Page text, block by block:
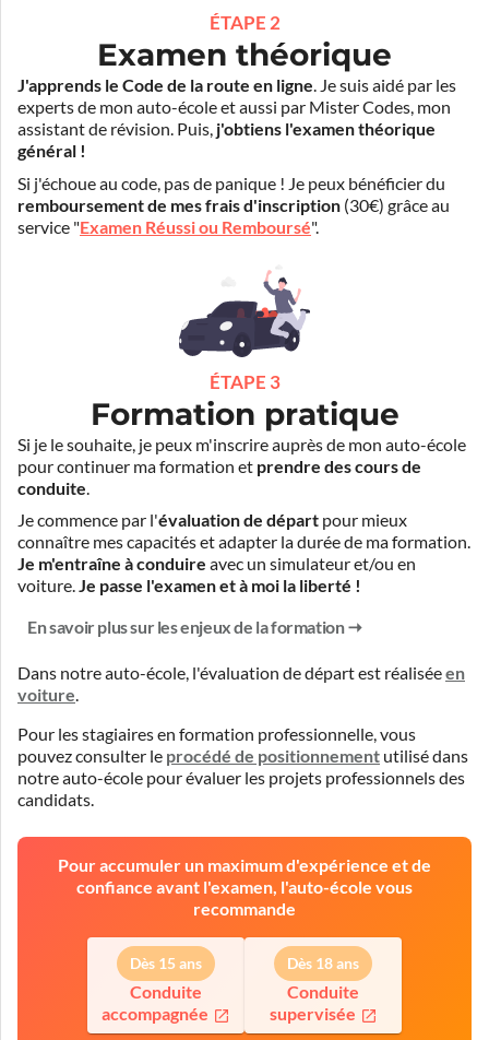
ÉTAPE 2
Examen théorique
J'apprends le Code de la route en ligne. Je suis aidé par les
experts de mon auto-école et aussi par Mister Codes, mon
assistant de révision. Puis, j'obtiens l'examen théorique
général !
Si j'échoue au code, pas de panique ! Je peux bénéficier du
remboursement de mes frais d'inscription (30€) grâce au
service "Examen Réussi ou Remboursé".
ÉTAPE 3
Formation pratique
Si je le souhaite, je peux m'inscrire auprès de mon auto-école
pour continuer ma formation et prendre des cours de
conduite.
Je commence par l'évaluation de départ pour mieux
connaître mes capacités et adapter la durée de ma formation.
Je m'entraîne à conduire avec un simulateur et/ou en
voiture.Je passe l'examen et à moi la liberté !
En savoir plus sur les enjeux de la formation
Dans notre auto-école, l'évaluation de départ est réaliséeen
voiture.
Pour les stagiaires en formation professionnelle, vous
pouvez consulter le procédé de positionnement utilisé dans
notre auto-école pour évaluer les projets professionnels des
candidats.
Pour accumuler un maximum d'expérience et de
confiance avant l'examen, l'auto-école vous
recommande
Dès 15 ans
Conduite
accompagnée
Dès 18 ans
Conduite
supervisée